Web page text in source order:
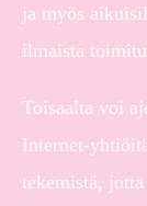
ja myös
ilmaista
Toisaalta voi
Internet-
tekemistä,